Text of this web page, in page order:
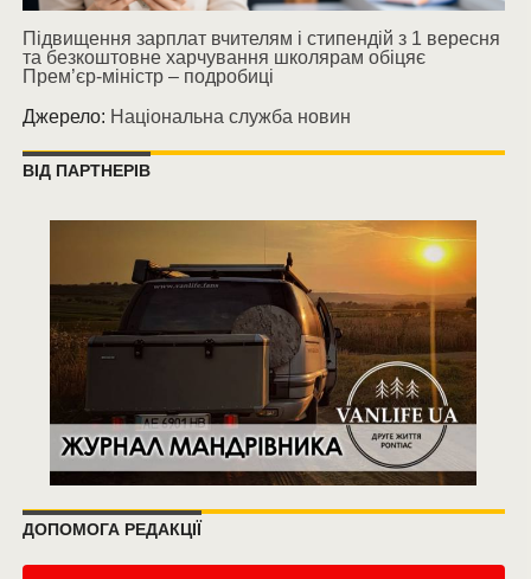
Підвищення зарплат вчителям і стипендій з 1 вересня
та безкоштовне харчування школярам обіцяє
Прем’єр-міністр – подробиці
Джерело: Національна служба новин
ВІД ПАРТНЕРІВ
ДОПОМОГА РЕДАКЦІЇ